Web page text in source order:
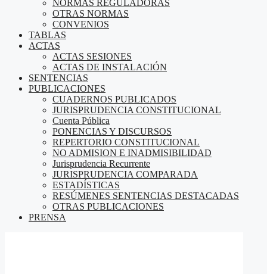
NORMAS REGULADORAS
OTRAS NORMAS
CONVENIOS
TABLAS
ACTAS
ACTAS SESIONES
ACTAS DE INSTALACIÓN
SENTENCIAS
PUBLICACIONES
CUADERNOS PUBLICADOS
JURISPRUDENCIA CONSTITUCIONAL
Cuenta Pública
PONENCIAS Y DISCURSOS
REPERTORIO CONSTITUCIONAL
NO ADMISION E INADMISIBILIDAD
Jurisprudencia Recurrente
JURISPRUDENCIA COMPARADA
ESTADÍSTICAS
RESÚMENES SENTENCIAS DESTACADAS
OTRAS PUBLICACIONES
PRENSA